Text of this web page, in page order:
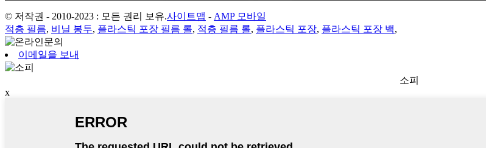
© 저작권 - 2010-2023 : 모든 권리 보유.사이트맵 - AMP 모바일
적층 필름, 비닐 봉투, 플라스틱 포장 필름 롤, 적층 필름 롤, 플라스틱 포장, 플라스틱 포장 백,
이메일을 보내
소피
x